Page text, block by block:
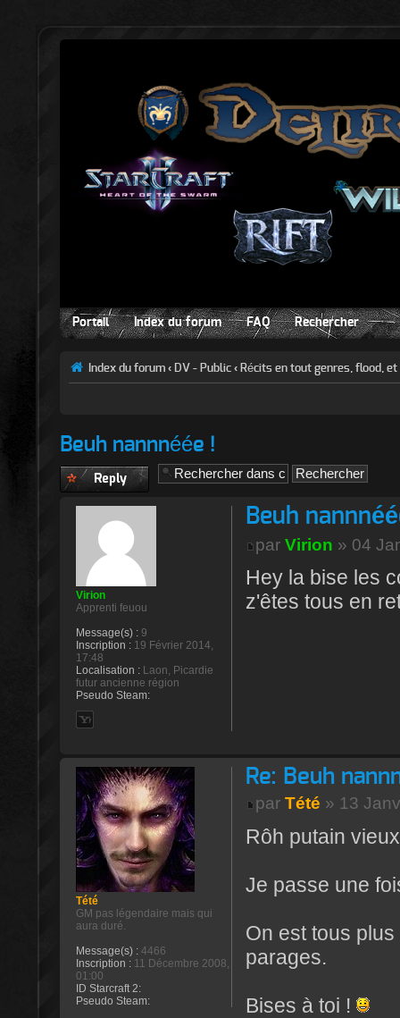
Portail Index du forum FAQ Rechercher
Index du forum ‹ DV - Public ‹ Récits en tout genres, flood,
Beuh nannnéée !
Publier une
réponse
Beuh
parVirion » 04
Hey la bise les
z'êtes tous en
Virion
Apprenti feuou
Message(s) : 9
Inscription : 19 Février 2014,
17:48
Localisation : Laon, Picardie
futur ancienne région
Pseudo Steam:
Re: Beuh
parTété » 13
Rôh putain
Je passe une
On est tous
parages.
Bises à toi !
Tété
GM pas légendaire mais qui
aura duré.
Message(s) : 4466
Inscription : 11 Décembre 2008,
01:00
ID Starcraft 2:
Pseudo Steam: